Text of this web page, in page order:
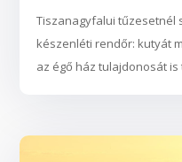
Tiszanagyfalui tűzesetnél
készenléti rendőr: kutyát
az égő ház tulajdonosát is